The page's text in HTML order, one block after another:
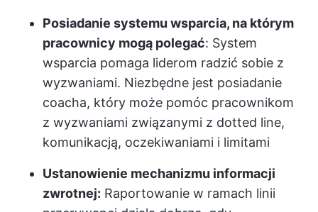
Posiadanie systemu wsparcia, na którym
pracownicy mogą polegać: System
wsparcia pomaga liderom radzić sobie z
wyzwaniami. Niezbędne jest posiadanie
coacha, który może pomóc pracownikom
z wyzwaniami związanymi z dotted line,
komunikacją, oczekiwaniami i limitami
Ustanowienie mechanizmu informacji
zwrotnej: Raportowanie w ramach linii